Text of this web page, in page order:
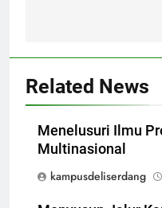
Related News
Menelusuri Ilmu
Multinasional
kampusdeliserdang